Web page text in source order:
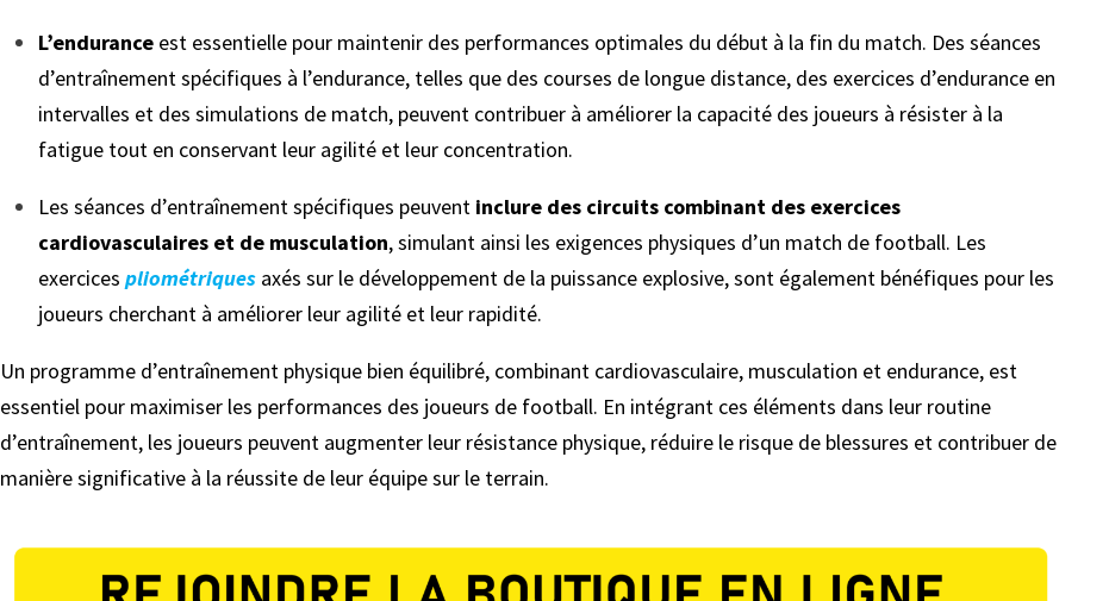
L’endurance est essentielle pour maintenir des performances optimales du début à la fin du match. Des séances
d’entraînement spécifiques à l’endurance, telles que des courses de longue distance, des exercices d’endurance en
intervalles et des simulations de match, peuvent contribuer à améliorer la capacité des joueurs à résister à la
fatigue tout en conservant leur agilité et leur concentration.
Les séances d’entraînement spécifiques peuvent inclure des circuits combinant des exercices
cardiovasculaires et de musculation, simulant ainsi les exigences physiques d’un match de football. Les
exercicespliométriques axés sur le développement de la puissance explosive, sont également bénéfiques pour les
joueurs cherchant à améliorer leur agilité et leur rapidité.
Un programme d’entraînement physique bien équilibré, combinant cardiovasculaire, musculation et endurance, est
essentiel pour maximiser les performances des joueurs de football. En intégrant ces éléments dans leur routine
d’entraînement, les joueurs peuvent augmenter leur résistance physique, réduire le risque de blessures et contribuer de
manière significative à la réussite de leur équipe sur le terrain.